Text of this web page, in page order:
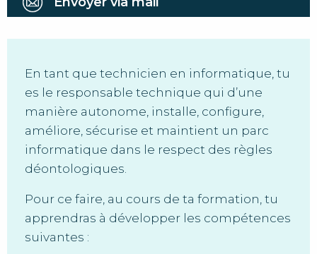
En tant que technicien en informatique, tu
es le responsable technique qui d’une
manière autonome, installe, configure,
améliore, sécurise et maintient un parc
informatique dans le respect des règles
déontologiques.
Pour ce faire, au cours de ta formation, tu
apprendras à développer les compétences
suivantes :